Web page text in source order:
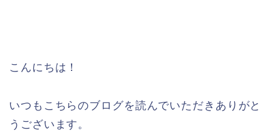
こんにちは！
いつもこちらのブログを読んでいただきありがと
うございます。